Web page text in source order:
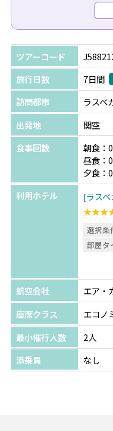
●復路送迎（専用車/日
付）：$495（1台あた
●シルクドソレイユ：
お問い合わせください
●グランドサークルオ
おります。ご要望をお
ャニオンは行ったこと
アンテロープだけに行
ツアーコード
旅行日数
7日間
訪問都市
ラスベ
出発地
関空
食事回数
朝食：
昼食：
夕食：
利用ホテル
ラスベ
選択条
部屋タ
部屋
航空会社
エア・
座席クラス
エコノ
最小催行人数
2人
添乗員
なし